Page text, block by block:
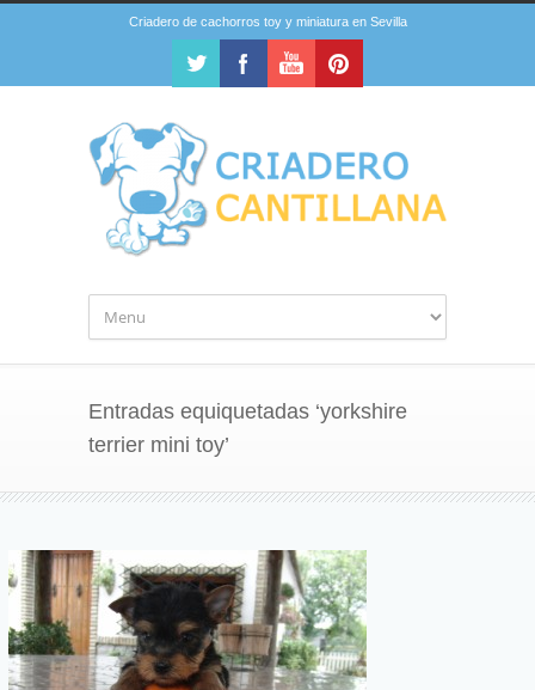
Criadero de cachorros toy y miniatura en Sevilla
Entradas equiquetadas ‘yorkshire
terrier mini toy’